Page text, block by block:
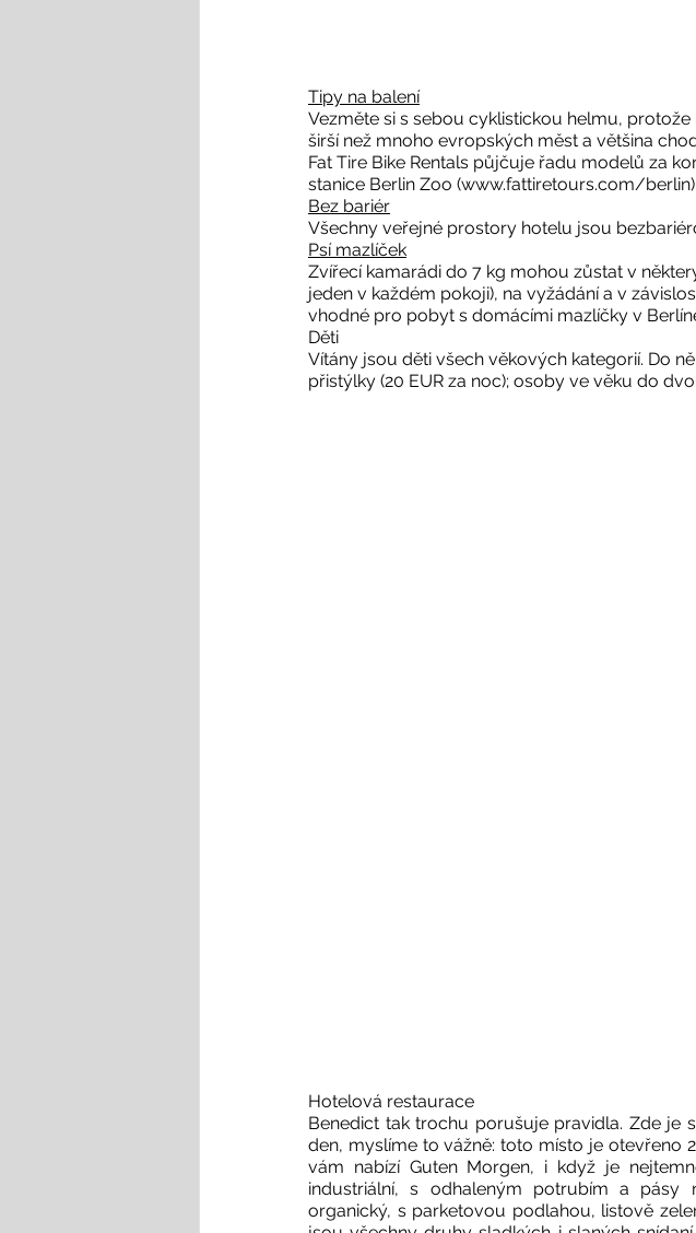
Tipy na balení
Vezměte si s sebou cyklistickou helmu,
širší než mnoho evropských měst a většina
Fat Tire Bike Rentals půjčuje řadu modelů za
Bez bariér
Psí mazlíček
Zvířecí kamarádi do 7 kg mohou zůstat v
jeden v každém pokoji), na vyžádání a v
vhodné pro pobyt s domácími mazlíčky v
Děti
Vítány jsou děti všech věkových kategorií. Do
přistýlky (20 EUR za noc); osoby ve věku do
Hotelová restaurace
Benedict tak trochu porušuje pravidla. Zde je
den, myslíme to vážně: toto místo je otevřeno
vám nabízí Guten Morgen, i když je
industriální, s odhaleným potrubím a pásy
organický, s parketovou podlahou, listově